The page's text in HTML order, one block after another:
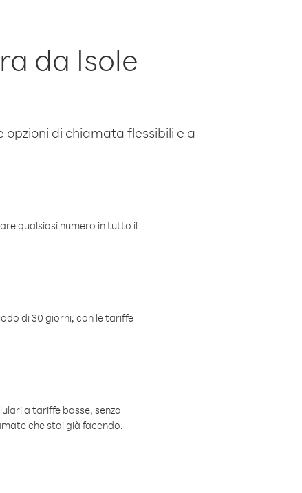
da Isole
di chiamata flessibili e a
qualsiasi numero in tutto il
di 30 giorni, con le tariffe
a tariffe basse, senza
che stai già facendo.